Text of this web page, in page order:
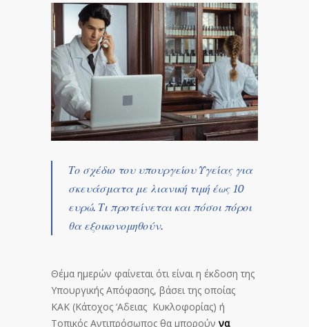
Το σχέδιο του υπουργείου Υγείας για
σκευάσματα με λιανική τιμή έως 10
ευρώ. Τι προτείνεται και πόσοι πόροι
θα εξοικονομηθούν.
Θέμα ημερών φαίνεται ότι είναι η έκδοση της
Υπουργικής Απόφασης, βάσει της οποίας
ΚΑΚ (Κάτοχος ‘Αδειας Κυκλοφορίας) ή
Τοπικός Αντιπρόσωπος θα μπορούν να